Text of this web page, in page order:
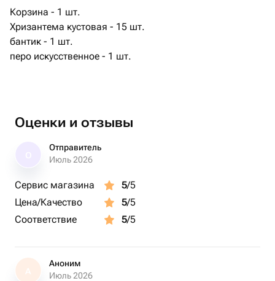
Корзина - 1 шт.
Хризантема кустовая - 15 шт.
бантик - 1 шт.
перо искусственное - 1 шт.
Оценки и отзывы
Отправитель
Июль 2026
Сервис магазина 5/5
Цена/Качество
5/5
Соответствие
5/5
А
Аноним
Июль 2026